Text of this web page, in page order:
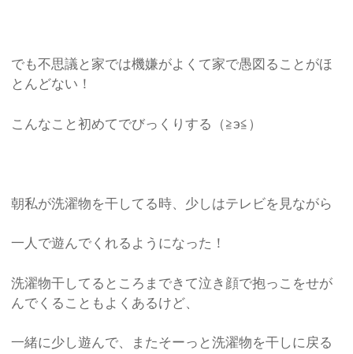
でも不思議と家では機嫌がよくて家で愚図ることがほ
とんどない！
こんなこと初めてでびっくりする（≧э≦）
朝私が洗濯物を干してる時、少しはテレビを見ながら
一人で遊んでくれるようになった！
洗濯物干してるところまできて泣き顔で抱っこをせが
んでくることもよくあるけど、
一緒に少し遊んで、またそーっと洗濯物を干しに戻る